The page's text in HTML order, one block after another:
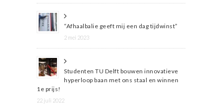
“Afhaalbalie geeft mij een dag tijdwinst”
2 mei 2023
Studenten TU Delft bouwen innovatieve
hyperloop baan met ons staal en winnen
1e prijs!
22 juli 2022